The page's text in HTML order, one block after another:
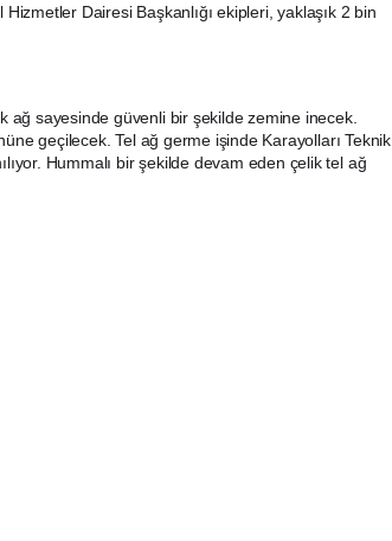
Dairesi Başkanlığı ekipleri, yaklaşık 2 bin
ağ sayesinde güvenli bir şekilde zemine inecek.
geçilecek. Tel ağ germe işinde Karayolları Teknik
Hummalı bir şekilde devam eden çelik tel ağ